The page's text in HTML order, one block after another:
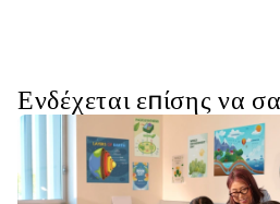
Ενδέχεται επίσης να